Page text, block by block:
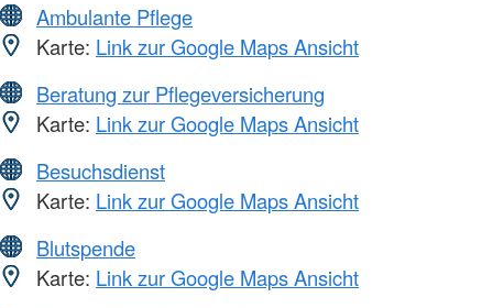
Ambulante Pflege
Karte: Link zur Google Maps Ansicht
Beratung zur Pflegeversicherung
Karte: Link zur Google Maps Ansicht
Besuchsdienst
Karte: Link zur Google Maps Ansicht
Blutspende
Karte: Link zur Google Maps Ansicht